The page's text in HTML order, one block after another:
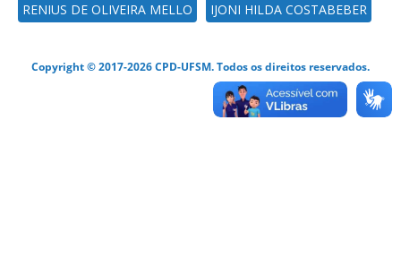
RENIUS DE OLIVEIRA MELLO IJONI HILDA COSTABEBER
Copyright © 2017-2026 CPD-UFSM. Todos os direitos reservados.